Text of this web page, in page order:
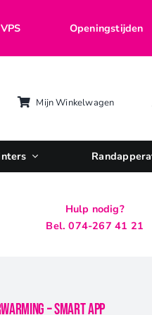
Openingstijden
Mijn Winkelwagen
Hulp nodig?
Bel. 074-267 41 21
– Smart App